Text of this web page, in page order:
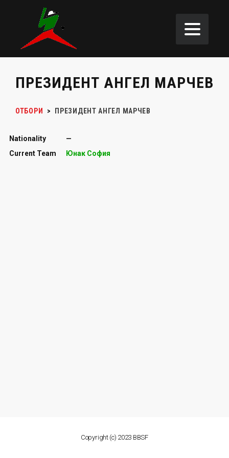
ПРЕЗИДЕНТ АНГЕЛ МАРЧЕВ
ОТБОРИ > ПРЕЗИДЕНТ АНГЕЛ МАРЧЕВ
Nationality
—
Current Team
Юнак София
Copyright (c) 2023 BBSF